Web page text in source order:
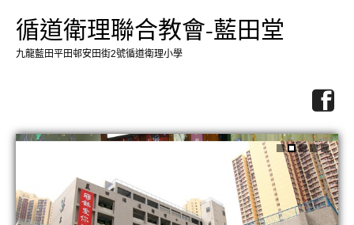
循道衛理聯合教會-藍田堂
九龍藍田平田邨安田街2號循道衛理小學